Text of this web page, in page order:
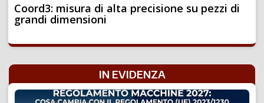
Coord3: misura di alta precisione su pezzi di
grandi dimensioni
IN EVIDENZA